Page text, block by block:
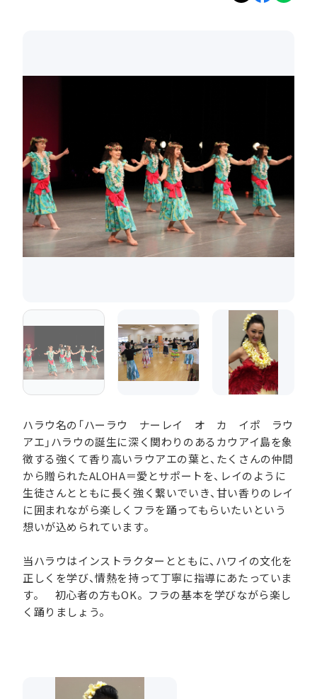
ハラウ名の「ハーラウ ナーレイ オ カ イポ ラウ
アエ」ハラウの誕生に深く関わりのあるカウアイ島を象
徴する強くて香り高いラウアエの葉と、たくさんの仲間
から贈られたALOHA＝愛とサポートを、レイのように
生徒さんとともに長く強く繋いでいき、甘い香りのレイ
に囲まれながら楽しくフラを踊ってもらいたいという
想いが込められています。
当ハラウはインストラクターとともに、ハワイの文化を
正しくを学び、情熱を持って丁寧に指導にあたっていま
す。 初心者の方もOK。フラの基本を学びながら楽し
く踊りましょう。